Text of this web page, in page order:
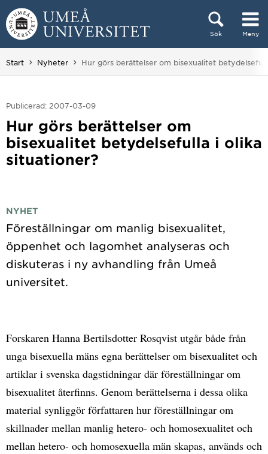
Hoppa direkt till innehållet
Sök Meny
Huvudmenyn dold.
Start Nyheter Du är här:
Hur görs berättelser om bisexualitet
Publicerad: 2007-03-09
Hur görs berättelser om
bisexualitet betydelsefulla i olika
situationer?
NYHET
Föreställningar om manlig bisexualitet,
öppenhet och lagomhet analyseras och
diskuteras i ny avhandling från Umeå
Forskaren Hanna Bertilsdotter Rosqvist utgår både från
unga bisexuella mäns egna berättelser om bisexualitet och
artiklar i svenska dagstidningar där föreställningar om
bisexualitet återfinns. Genom berättelserna i dessa olika
material synliggör författaren hur föreställningar om
skillnader mellan manlig hetero- och homosexualitet och
mellan hetero- och homosexuella män skapas, används och